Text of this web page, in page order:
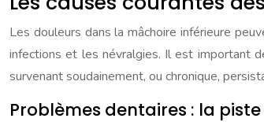
Les douleurs dans la mâchoire inférieure
infections et les névralgies. Il est important
survenant soudainement, ou chronique,
Problèmes dentaires : la